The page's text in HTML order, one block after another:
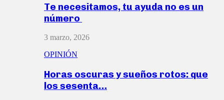
Te necesitamos, tu ayuda no es un
número
3 marzo, 2026
OPINIÓN
Horas oscuras y sueños rotos: que
los sesenta…